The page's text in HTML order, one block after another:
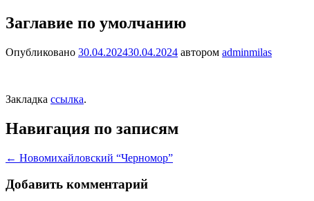
Заглавие по умолчанию
Опубликовано 30.04.202430.04.2024 автором adminmilas
Закладка ссылка.
Навигация по записям
← Новомихайловский “Черномор”
Добавить комментарий